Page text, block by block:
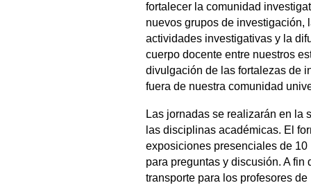
fortalecer la comunidad
nuevos grupos de investigación,
actividades investigativas y la
cuerpo docente entre nuestros
divulgación de las fortalezas de
fuera de nuestra comunidad
Las jornadas se realizarán en la
las disciplinas académicas. El
exposiciones presenciales de
para preguntas y discusión. A
transporte para los profesores